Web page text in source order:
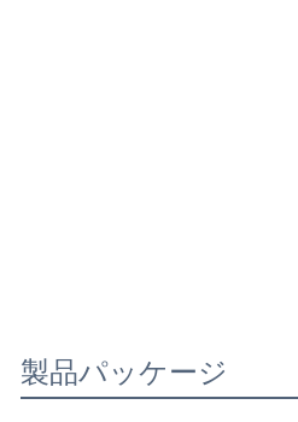
製品パッケージ